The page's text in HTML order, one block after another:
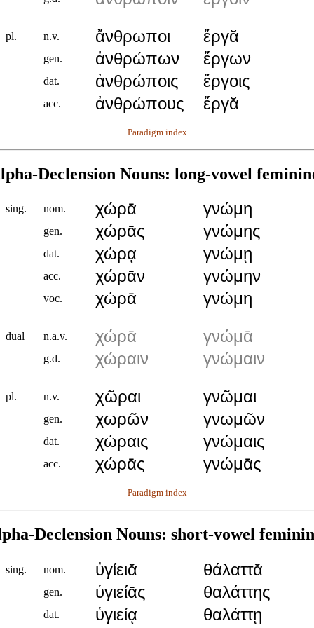
pl. n.v. ἄνθρωποι ἔργᾰ
gen. ἀνθρώπων ἔργων
dat. ἀνθρώποις ἔργοις
acc. ἀνθρώπους ἔργᾰ
Paradigm index
Declension Nouns: long-vowel
sing. nom. χώρᾱ γνώμη
gen. χώρᾱς γνώμης
dat. χώρᾳ γνώμῃ
acc. χώρᾱν γνώμην
voc. χώρᾱ γνώμη
dual n.a.v. χώρᾱ γνώμᾱ
g.d. χώραιν γνώμαιν
pl. n.v. χῶραι γνῶμαι
gen. χωρῶν γνωμῶν
dat. χώραις γνώμαις
acc. χώρᾱς γνώμᾱς
Paradigm index
Declension Nouns: short-vowel
sing. nom. ὑγίειᾰ θάλαττᾰ
gen. ὑγιείᾱς θαλάττης
dat. ὑγιείᾳ
θαλάττῃ